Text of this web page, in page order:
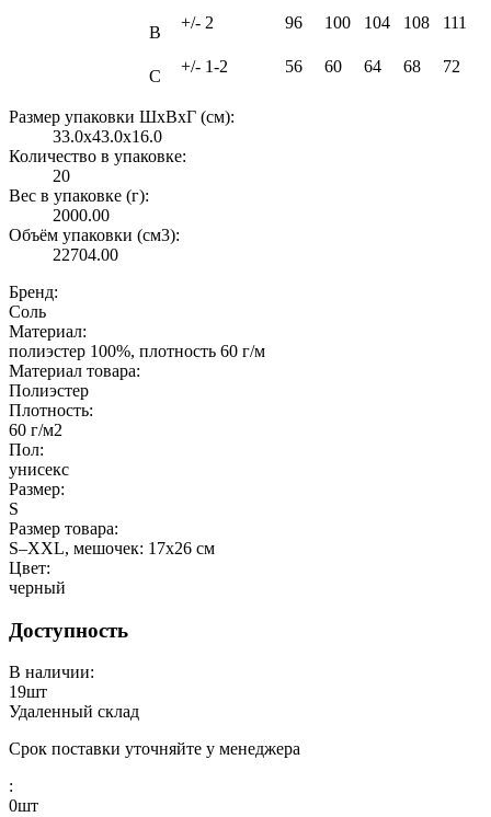
B
+/- 2 96 100 104 108 111
C
+/- 1-2 56 60 64 68 72
Размер упаковки ШxВxГ (см):
33.0x43.0x16.0
Количество в упаковке:
20
Вес в упаковке (г):
2000.00
Объём упаковки (см3):
22704.00
Бренд:
Соль
Материал:
полиэстер 100%, плотность 60 г/м
Материал товара:
Полиэстер
Плотность:
60 г/м2
Пол:
унисекс
Размер:
S
Размер товара:
S–XXL, мешочек: 17х26 см
Цвет:
черный
Доступность
В наличии:
19шт
Удаленный склад
Срок поставки уточняйте у менеджера
:
0шт